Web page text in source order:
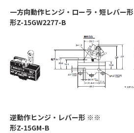
一方向動作ヒンジ・ローラ・短レバー形
形Z-15GW2277-B
逆動作ヒンジ・レバー形 ※※
形Z-15GM-B